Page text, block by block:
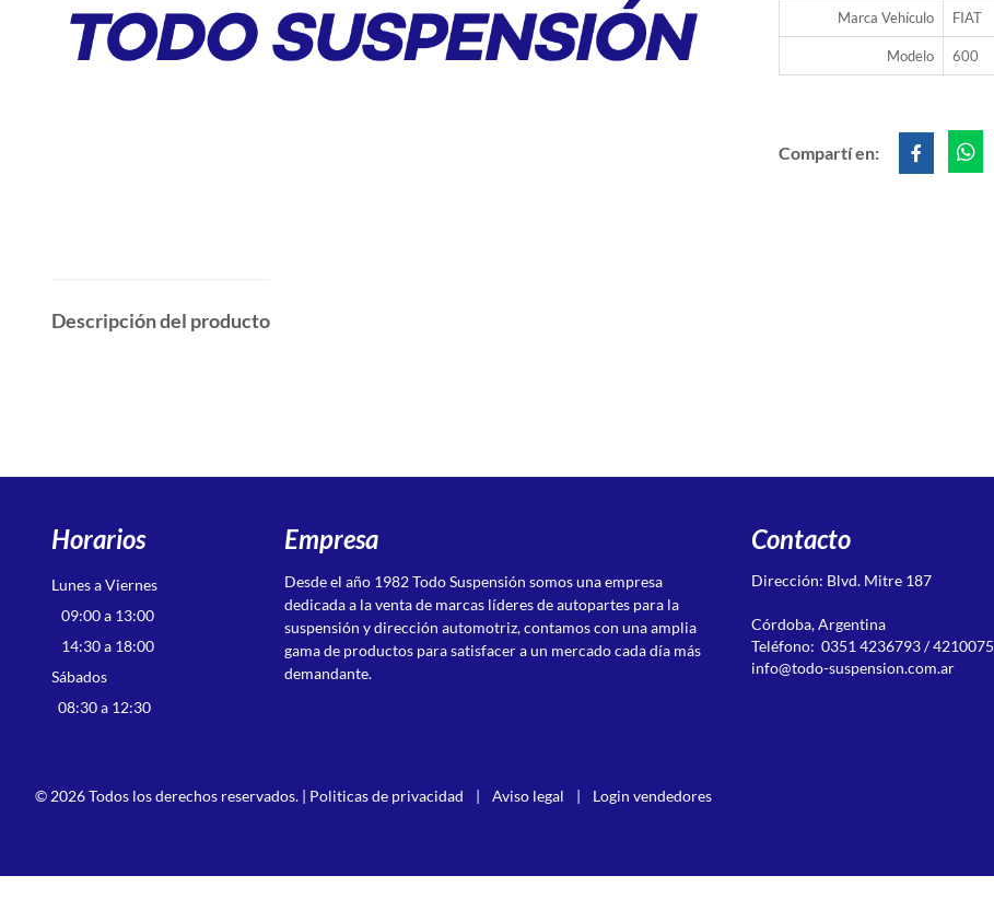
Marca Vehículo FIAT
Modelo 600
Compartí en:
Descripción del producto
Horarios
Lunes a Viernes
09:00 a 13:00
14:30 a 18:00
Sábados
08:30 a 12:30
Empresa
Desde el año 1982 Todo Suspensión somos una empresa
dedicada a la venta de marcas líderes de autopartes para la
suspensión y dirección automotriz, contamos con una amplia
gama de productos para satisfacer a un mercado cada día más
demandante.
Contacto
Dirección: Blvd. Mitre 187
Córdoba, Argentina
Teléfono: 0351 4236793 / 4210075
info@todo-suspension.com.ar
© 2026 Todos los derechos reservados. | Politicas de privacidad | Aviso legal | Login vendedores